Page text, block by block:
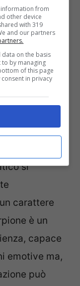
lo
di
Scorpione
tra le
passione e
a
si
carattere
è un
capace
emotive ma,
può
from
other device
with 319
and our partners
on the basis
to by managing
of this page
in privacy